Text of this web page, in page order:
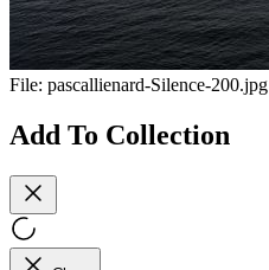
File: pascallienard-Silence-200.jpg
Add To Collection